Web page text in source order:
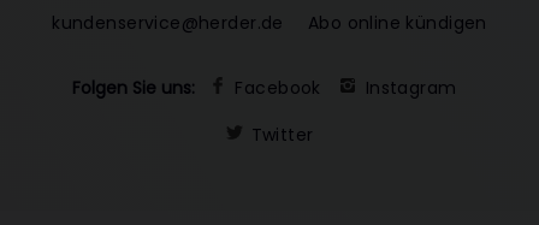
kundenservice@herder.de
Abo online kündigen
Folgen Sie uns: Facebook
Instagram
Twitter